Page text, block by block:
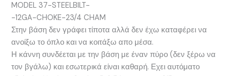
MODEL 37-STEELBILT-
-12GA-CHOKE-23/4 CHAM
Στην βάση δεν γράφει τίποτα αλλά δεν έχω καταφέρει να
ανοίξω το όπλο και να κοιτάξω απο μέσα.
Η κάννη συνδέεται με την βάση με έναν πύρο (δεν ξέρω να
τον βγάλω) και εσωτερικά είναι καθαρή. Εχει αυτόματο